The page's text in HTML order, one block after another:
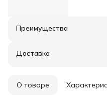
Преимущества
Оплата частями в Сплит
Удобный возврат
Доставка
О товаре